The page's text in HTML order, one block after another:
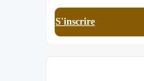
S'inscrire